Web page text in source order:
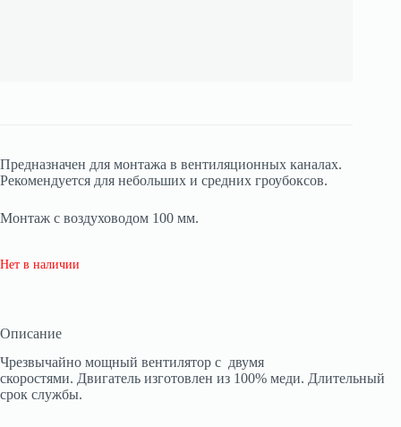
Предназначен для монтажа в вентиляционных каналах.
Рекомендуется для небольших и средних гроубоксов.
Монтаж с воздуховодом 100 мм.
Нет в наличии
Описание
Чрезвычайно мощный вентилятор с двумя
скоростями. Двигатель изготовлен из 100% меди. Длительный
срок службы.